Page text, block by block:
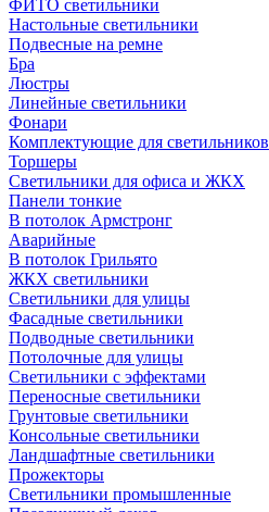
ФИТО светильники
Настольные светильники
Подвесные на ремне
Бра
Люстры
Линейные светильники
Фонари
Комплектующие для светильников
Торшеры
Светильники для офиса и ЖКХ
Панели тонкие
В потолок Армстронг
Аварийные
В потолок Грильято
ЖКХ светильники
Светильники для улицы
Фасадные светильники
Подводные светильники
Потолочные для улицы
Светильники с эффектами
Переносные светильники
Грунтовые светильники
Консольные светильники
Ландшафтные светильники
Прожекторы
Светильники промышленные